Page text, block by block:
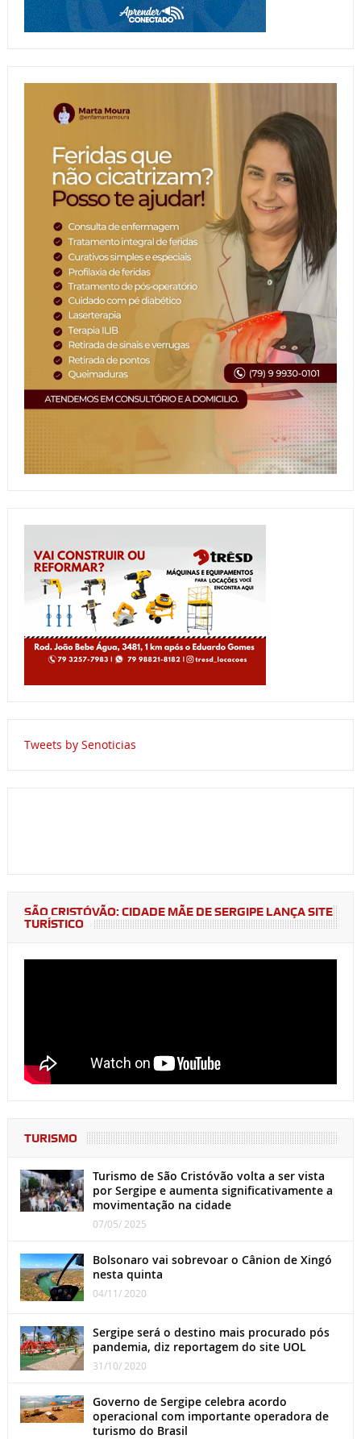
Tweets by Senoticias
SÃO CRISTÓVÃO: CIDADE MÃE DE SERGIPE LANÇA SITE
TURÍSTICO
TURISMO
Turismo de São Cristóvão volta a ser vista
por Sergipe e aumenta significativamente a
movimentação na cidade
07/05/ 2025
Bolsonaro vai sobrevoar o Cânion de Xingó
nesta quinta
04/11/ 2020
Sergipe será o destino mais procurado pós
pandemia, diz reportagem do site UOL
31/10/ 2020
Governo de Sergipe celebra acordo
operacional com importante operadora de
turismo do Brasil